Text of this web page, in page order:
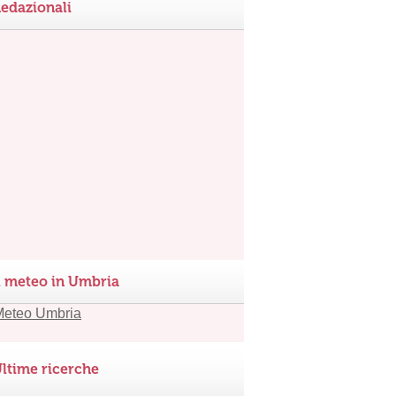
meteo in Umbria
ricerche